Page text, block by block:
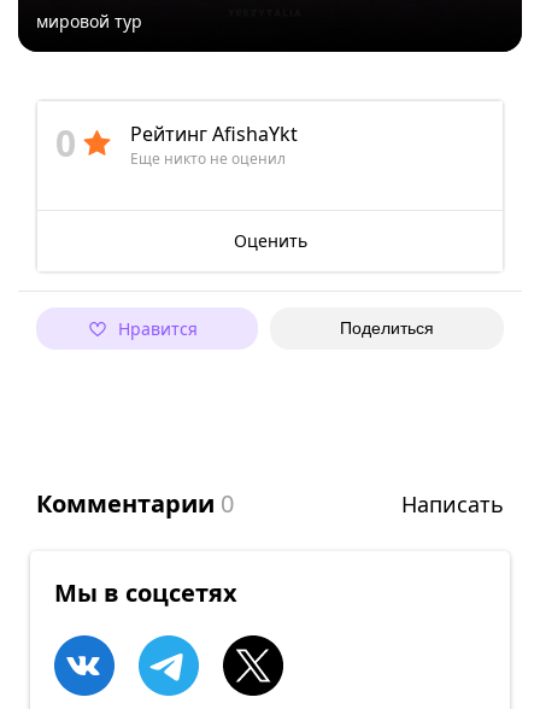
мировой тур
0 Рейтинг AfishaYkt
Еще никто не оценил
Оценить
Нравится Поделиться
Комментарии 0 Написать
Мы в соцсетях